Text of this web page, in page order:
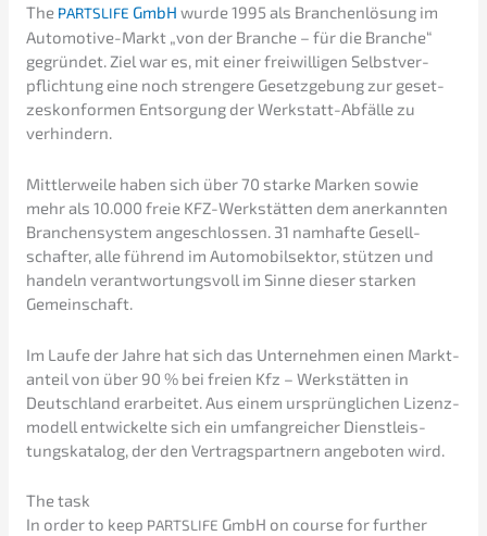
The PARTSLIFE GmbH wurde 1995 als Branchen­lö­sung im
Automo­ti­ve-Markt „von der Branche – für die Branche“
gegrün­det. Ziel war es, mit einer freiwil­li­gen Selbst­ver­
pflich­tung eine noch stren­ge­re Gesetz­ge­bung zur geset­
zes­kon­for­men Entsor­gung der Werkstatt-Abfäl­le zu
verhindern.
Mittler­wei­le haben sich über 70 starke Marken sowie
mehr als 10.000 freie KFZ-Werkstät­ten dem anerkann­ten
Branchen­sys­tem angeschlos­sen. 31 namhaf­te Gesell­
schaf­ter, alle führend im Automo­bil­sek­tor, stützen und
handeln verant­wor­tungs­voll im Sinne dieser starken
Gemeinschaft.
Im Laufe der Jahre hat sich das Unter­neh­men einen Markt­
an­teil von über 90 % bei freien Kfz – Werkstät­ten in
Deutsch­land erarbei­tet. Aus einem ursprüng­li­chen Lizenz­
mo­dell entwi­ckel­te sich ein umfang­rei­cher Dienst­leis­
tungs­ka­ta­log, der den Vertrags­part­nern angebo­ten wird.
The task
In order to keep PARTSLIFE GmbH on course for further